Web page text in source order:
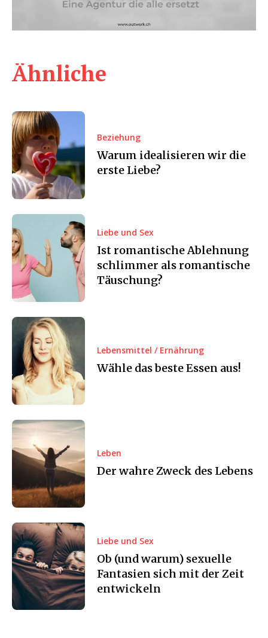
Ähnliche
Beziehung
Warum idealisieren wir die
erste Liebe?
Liebe und Sex
Ist romantische Ablehnung
schlimmer als romantische
Täuschung?
Lebensmittel / Ernährung
Wähle das beste Essen aus!
Leben
Der wahre Zweck des Lebens
Liebe und Sex
Ob (und warum) sexuelle
Fantasien sich mit der Zeit
entwickeln